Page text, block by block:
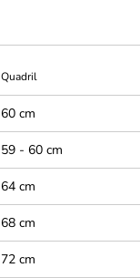
Quadril
60 cm
59 - 60 cm
64 cm
68 cm
72 cm